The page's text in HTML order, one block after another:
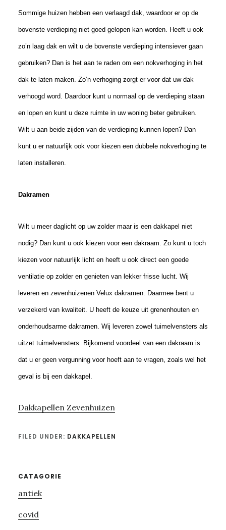
Sommige huizen hebben een verlaagd dak, waardoor er op de
bovenste verdieping niet goed gelopen kan worden. Heeft u ook
zo’n laag dak en wilt u de bovenste verdieping intensiever gaan
gebruiken? Dan is het aan te raden om een nokverhoging in het
dak te laten maken. Zo’n verhoging zorgt er voor dat uw dak
verhoogd word. Daardoor kunt u normaal op de verdieping staan
en lopen en kunt u deze ruimte in uw woning beter gebruiken.
Wilt u aan beide zijden van de verdieping kunnen lopen? Dan
kunt u er natuurlijk ook voor kiezen een dubbele nokverhoging te
laten installeren.
Dakramen
Wilt u meer daglicht op uw zolder maar is een dakkapel niet
nodig? Dan kunt u ook kiezen voor een dakraam. Zo kunt u toch
kiezen voor natuurlijk licht en heeft u ook direct een goede
ventilatie op zolder en genieten van lekker frisse lucht. Wij
leveren en zevenhuizenen Velux dakramen. Daarmee bent u
verzekerd van kwaliteit. U heeft de keuze uit grenenhouten en
onderhoudsarme dakramen. Wij leveren zowel tuimelvensters als
uitzet tuimelvensters. Bijkomend voordeel van een dakraam is
dat u er geen vergunning voor hoeft aan te vragen, zoals wel het
geval is bij een dakkapel.
Dakkapellen Zevenhuizen
FILED UNDER: DAKKAPELLEN
Primary
Sidebar
CATAGORIE
antiek
covid